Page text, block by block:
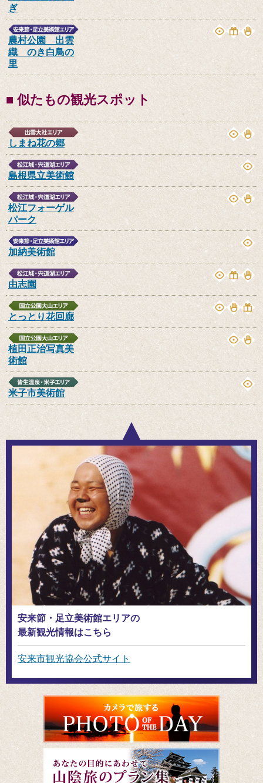
ぎ
農村公園 出雲
織 のき白鳥の
里
■ 似たもの観光スポット
しまね花の郷
島根県立美術館
松江フォーゲル
パーク
加納美術館
由志園
とっとり花回廊
植田正治写真美
術館
米子市美術館
安来節・足立美術館エリアの
最新観光情報はこちら
安来市観光協会公式サイト